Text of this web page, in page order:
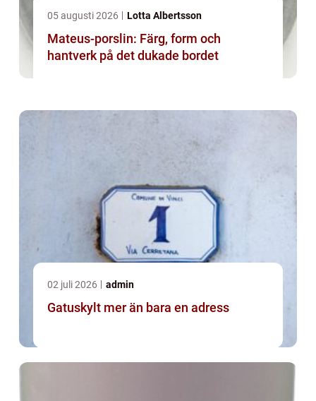
05 augusti 2026 Lotta Albertsson
Mateus-porslin: Färg, form och
hantverk på det dukade bordet
02 juli 2026 admin
Gatuskylt mer än bara en adress